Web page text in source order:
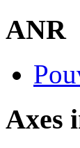
ANR
Axes